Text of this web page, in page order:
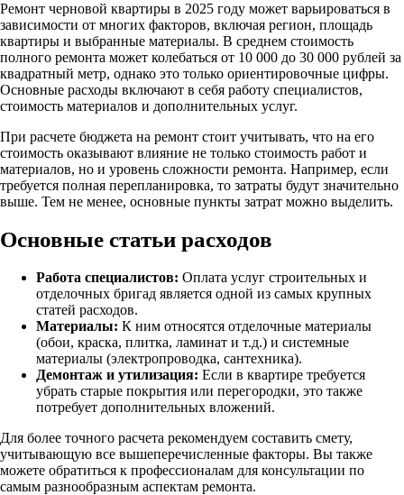
Ремонт черновой квартиры в 2025 году может варьироваться в
зависимости от многих факторов, включая регион, площадь
квартиры и выбранные материалы. В среднем стоимость
полного ремонта может колебаться от 10 000 до 30 000 рублей за
квадратный метр, однако это только ориентировочные цифры.
Основные расходы включают в себя работу специалистов,
стоимость материалов и дополнительных услуг.
При расчете бюджета на ремонт стоит учитывать, что на его
стоимость оказывают влияние не только стоимость работ и
материалов, но и уровень сложности ремонта. Например, если
требуется полная перепланировка, то затраты будут значительно
выше. Тем не менее, основные пункты затрат можно выделить.
Основные статьи расходов
Работа специалистов: Оплата услуг строительных и
отделочных бригад является одной из самых крупных
статей расходов.
Материалы: К ним относятся отделочные материалы
(обои, краска, плитка, ламинат и т.д.) и системные
материалы (электропроводка, сантехника).
Демонтаж и утилизация: Если в квартире требуется
убрать старые покрытия или перегородки, это также
потребует дополнительных вложений.
Для более точного расчета рекомендуем составить смету,
учитывающую все вышеперечисленные факторы. Вы также
можете обратиться к профессионалам для консультации по
самым разнообразным аспектам ремонта.